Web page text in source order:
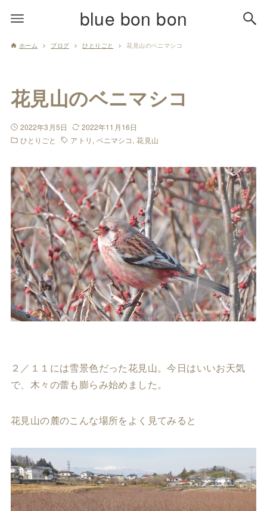
blue bon bon
ホーム ブログ ひとりごと 花見山のベニマシコ
花見山のベニマシコ
2022年3月5日
2022年11月16日
ひとりごと
アトリ ベニマシコ 花見山
２／１１には雪景色だった花見山。今日はいいお天気
で、木々の蕾も膨らみ始めました。
花見山の麓のこんな場所をよく見てみると